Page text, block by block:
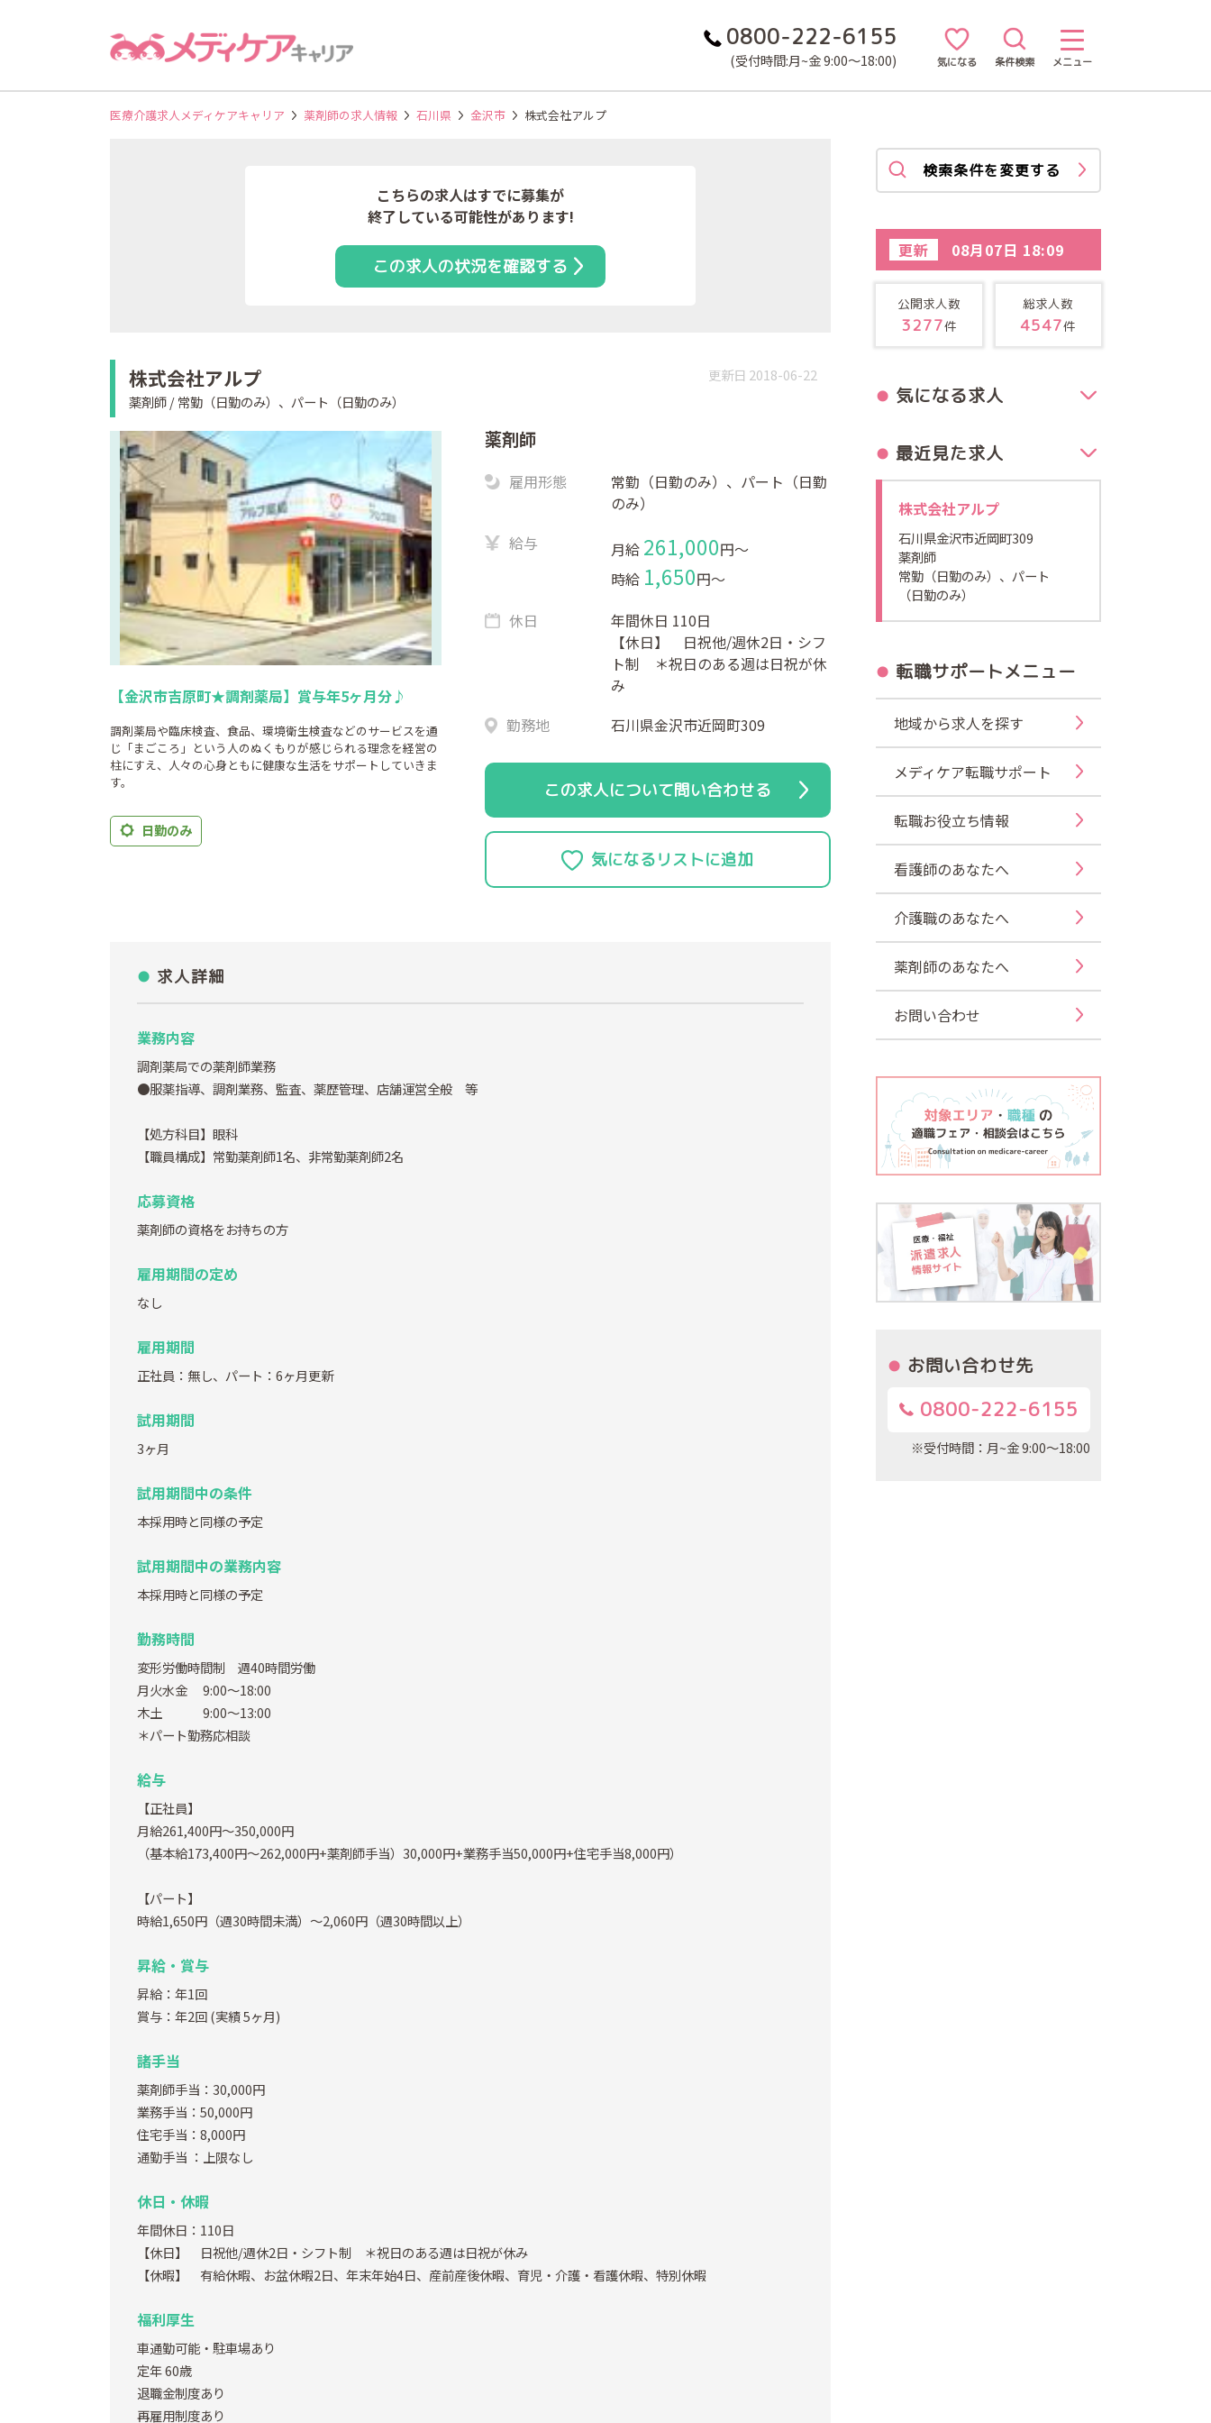
0800-222-6155
(受付時間:月~金 9:00～18:00) 気になる 条件検索 メニュー
医療介護求人メディケアキャリア 薬剤師の求人情報 石川県 金沢市 株式会社アルプ
こちらの求人はすでに募集が
終了している可能性があります!
この求人の状況を確認する
株式会社アルプ
薬剤師 / 常勤（日勤のみ）、パート（日勤のみ）
更新日 2018-06-22
【金沢市吉原町★調剤薬局】賞与年5ヶ月分♪
調剤薬局や臨床検査、食品、環境衛生検査などのサービスを通
じ「まごころ」という人のぬくもりが感じられる理念を経営の
柱にすえ、人々の心身ともに健康な生活をサポートしていきま
す。
日勤のみ
薬剤師
雇用形態
常勤（日勤のみ）、パート（日勤
のみ）
給与
月給 261,000円〜
時給 1,650円〜
休日
年間休日 110日
【休日】 日祝他/週休2日・シフ
ト制 ＊祝日のある週は日祝が休
み
勤務地
石川県金沢市近岡町309
この求人について問い合わせる
求人詳細
業務内容
調剤薬局での薬剤師業務
●服薬指導、調剤業務、監査、薬歴管理、店舗運営全般 等
【処方科目】眼科
【職員構成】常勤薬剤師1名、非常勤薬剤師2名
応募資格
薬剤師の資格をお持ちの方
雇用期間の定め
なし
雇用期間
正社員：無し、パート：6ヶ月更新
試用期間
3ヶ月
試用期間中の条件
本採用時と同様の予定
試用期間中の業務内容
本採用時と同様の予定
勤務時間
変形労働時間制 週40時間労働
月火水金 9:00～18:00
木土 9:00～13:00
＊パート勤務応相談
給与
【正社員】
月給261,400円～350,000円
（基本給173,400円～262,000円+薬剤師手当）30,000円+業務手当50,000円+住宅手当8,000円）
【パート】
時給1,650円（週30時間未満）～2,060円（週30時間以上）
昇給・賞与
昇給：年1回
賞与：年2回(実績 5ヶ月)
諸手当
薬剤師手当：30,000円
業務手当：50,000円
住宅手当：8,000円
通勤手当 ：上限なし
休日・休暇
年間休日：110日
【休日】 日祝他/週休2日・シフト制 ＊祝日のある週は日祝が休み
【休暇】 有給休暇、お盆休暇2日、年末年始4日、産前産後休暇、育児・介護・看護休暇、特別休暇
福利厚生
車通勤可能・駐車場あり
定年 60歳
退職金制度あり
再雇用制度あり
検索条件を変更する
更新 08月07日 18:09
公開求人数
3277件
総求人数
4547件
気になる求人
最近見た求人
株式会社アルプ
石川県金沢市近岡町309
薬剤師
常勤（日勤のみ）、パート
（日勤のみ）
転職サポートメニュー
地域から求人を探す
メディケア転職サポート
転職お役立ち情報
看護師のあなたへ
介護職のあなたへ
薬剤師のあなたへ
お問い合わせ
お問い合わせ先
0800-222-6155
※受付時間：月~金 9:00～18:00